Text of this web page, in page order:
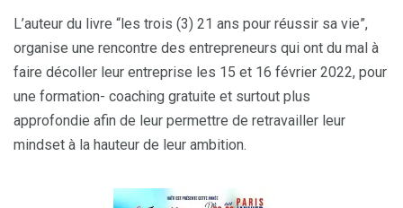
L’auteur du livre “les trois (3) 21 ans pour réussir sa vie”,
organise une rencontre des entrepreneurs qui ont du mal à
faire décoller leur entreprise les 15 et 16 février 2022, pour
une formation- coaching gratuite et surtout plus
approfondie afin de leur permettre de retravailler leur
mindset à la hauteur de leur ambition.